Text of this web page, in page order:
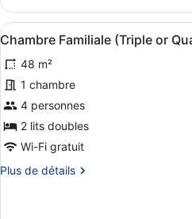
vue
jardin
le
type
de
Chambre
Double
Deluxe,
vue
jardin
Afficher
toutes
les
photos
pour
ce
type
chambre :
4
Chambre Familiale (Triple or
48 m²
1 chambre
4 personnes
2 lits doubles
Wi-Fi gratuit
Plus de détails
Plus